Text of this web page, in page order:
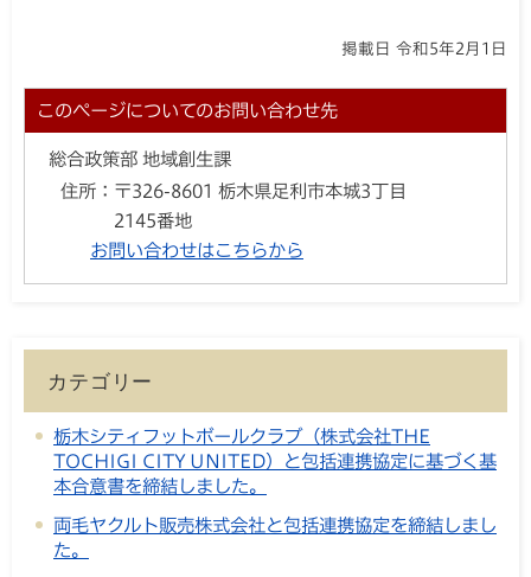
掲載日 令和5年2月1日
このページについてのお問い合わせ先
総合政策部 地域創生課
住所： 〒326-8601 栃木県足利市本城3丁目
2145番地
お問い合わせはこちらから
カテゴリー
栃木シティフットボールクラブ（株式会社THE
TOCHIGI CITY UNITED）と包括連携協定に基づく基
本合意書を締結しました。
両毛ヤクルト販売株式会社と包括連携協定を締結しまし
た。